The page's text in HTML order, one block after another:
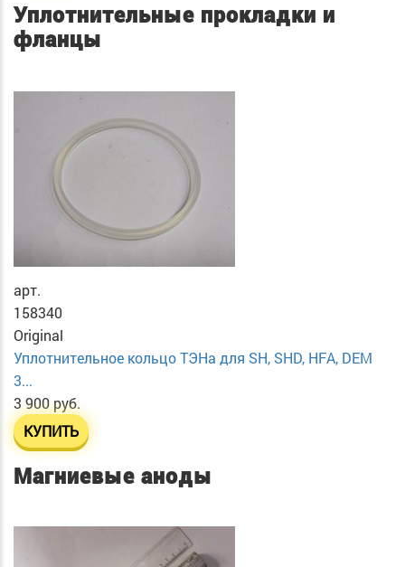
Уплотнительные прокладки и
фланцы
арт.
158340
Original
Уплотнительное кольцо ТЭНа для SH, SHD, HFA, DEM
3...
3 900 руб.
КУПИТЬ
Магниевые аноды